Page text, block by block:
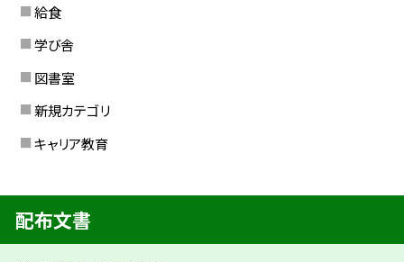
給食
学び舎
図書室
新規カテゴリ
キャリア教育
配布文書